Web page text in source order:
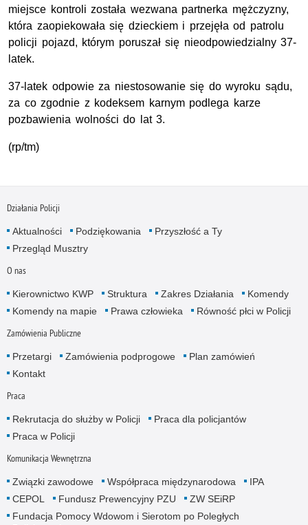
miejsce kontroli została wezwana partnerka mężczyzny,
która zaopiekowała się dzieckiem i przejęła od patrolu
policji pojazd, którym poruszał się nieodpowiedzialny 37-
latek.
37-latek odpowie za niestosowanie się do wyroku sądu,
za co zgodnie z kodeksem karnym podlega karze
pozbawienia wolności do lat 3.
(rp/tm)
Działania Policji
Aktualności Podziękowania
Przyszłość a Ty
Przegląd Musztry
O nas
Kierownictwo KWP Struktura Zakres Działania
Komendy
Komendy na mapie
Prawa człowieka Równość płci w Policji
Zamówienia Publiczne
Przetargi Zamówienia podprogowe
Plan zamówień
Kontakt
Praca
Rekrutacja do służby w Policji
Praca dla policjantów
Praca w Policji
Komunikacja Wewnętrzna
Związki zawodowe Współpraca międzynarodowa
IPA
CEPOL
Fundusz Prewencyjny PZU
ZW SEiRP
Fundacja Pomocy Wdowom i Sierotom po Poległych